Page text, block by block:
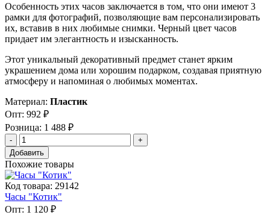
Особенность этих часов заключается в том, что они имеют 3
рамки для фотографий, позволяющие вам персонализировать
их, вставив в них любимые снимки. Черный цвет часов
придает им элегантность и изысканность.
Этот уникальный декоративный предмет станет ярким
украшением дома или хорошим подарком, создавая приятную
атмосферу и напоминая о любимых моментах.
Материал: Пластик
Опт: 992 ₽
Розница: 1 488 ₽
Добавить
Похожие товары
Код товара: 29142
Часы "Котик"
Опт: 1 120 ₽